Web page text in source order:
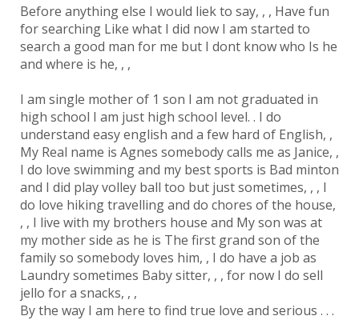
Before anything else I would liek to say, , , Have fun
for searching Like what I did now I am started to
search a good man for me but I dont know who Is he
and where is he, , ,
I am single mother of 1 son I am not graduated in
high school I am just high school level. . I do
understand easy english and a few hard of English, ,
My Real name is Agnes somebody calls me as Janice, ,
I do love swimming and my best sports is Bad minton
and I did play volley ball too but just sometimes, , , I
do love hiking travelling and do chores of the house,
, , I live with my brothers house and My son was at
my mother side as he is The first grand son of the
family so somebody loves him, , I do have a job as
Laundry sometimes Baby sitter, , , for now I do sell
jello for a snacks, , ,
By the way I am here to find true love and serious . . .